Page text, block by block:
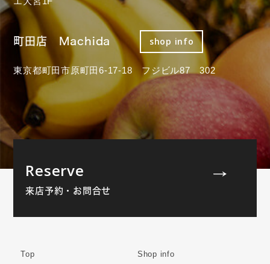
町田店 Machida shop info
東京都町田市原町田6-17-18 フジビル87 302
Reserve
来店予約・お問合せ
Top
Shop info